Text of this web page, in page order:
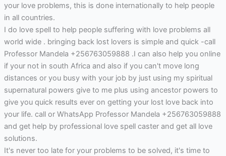
your love problems, this is done internationally to help people
in all countries.
I do love spell to help people suffering with love problems all
world wide . bringing back lost lovers is simple and quick -call
Professor Mandela +256763059888 .I can also help you online
if your not in south Africa and also if you can't move long
distances or you busy with your job by just using my spiritual
supernatural powers give to me plus using ancestor powers to
give you quick results ever on getting your lost love back into
your life. call or WhatsApp Professor Mandela +256763059888
and get help by professional love spell caster and get all love
solutions.
It's never too late for your problems to be solved, it's time to